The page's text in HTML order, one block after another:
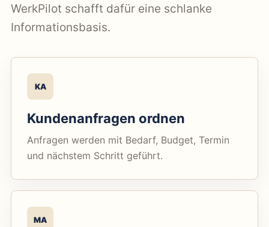
WerkPilot schafft dafür eine schlanke
Informationsbasis.
KA
Kundenanfragen ordnen
Anfragen werden mit Bedarf, Budget, Termin
und nächstem Schritt geführt.
MA